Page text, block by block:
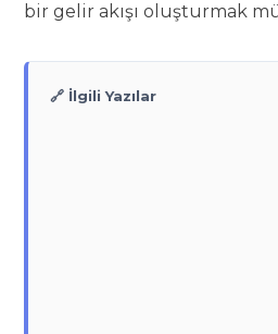
bir gelir akışı oluşturmak
🔗 İlgili Yazılar